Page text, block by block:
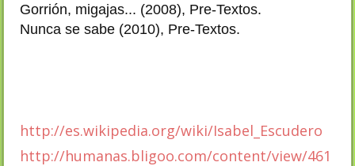
Gorrión, migajas... (2008), Pre-Textos.
Nunca se sabe (2010), Pre-Textos.
http://es.wikipedia.org/wiki/Isabel_Escudero
http://humanas.bligoo.com/content/view/461